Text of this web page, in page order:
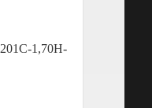
1,70H-